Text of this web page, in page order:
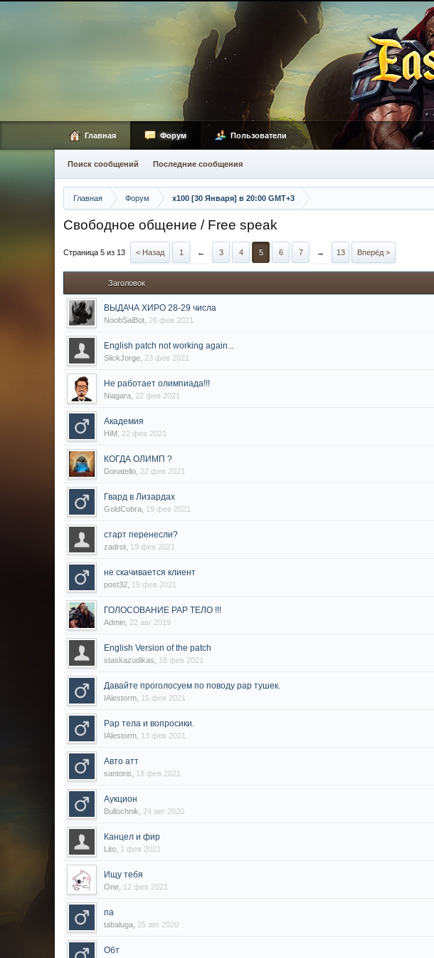
Главная Форум х100 [30 Января] в 20:00 GMT+3
Свободное общение / Free speak
Страница 5 из 13 < Назад 1 ← 3 4 5 6 7 → 13 Вперёд >
Заголовок
ВЫДАЧА ХИРО 28-29 числа
NoobSaiBot 26 фев 2021
English patch not working again...
SlickJorge 23 фев 2021
Не работает олимпиада!!!
Niagara 22 фев 2021
Академия
HiM 22 фев 2021
КОГДА ОЛИМП ?
Donatello 22 фев 2021
Гвард в Лизардах
GoldCobra 19 фев 2021
старт перенесли?
zadrot 19 фев 2021
не скачивается клиент
post32 19 фев 2021
ГОЛОСОВАНИЕ РАР ТЕЛО !!!
Admin 22 авг 2019
English Version of the patch
staskazudikas 18 фев 2021
Давайте проголосуем по поводу рар тушек.
IAlestorm 15 фев 2021
Рар тела и вопросики.
IAlestorm 13 фев 2021
Авто атт
santoris 18 фев 2021
Аукцион
Bullochnik 24 авг 2020
Канцел и фир
Lito 1 фев 2021
Ищу тебя
One 12 фев 2021
па
tabaluga 25 авг 2020
Обт
Главная Форум
Поиск сообщений Последние сообщения
Пользователи